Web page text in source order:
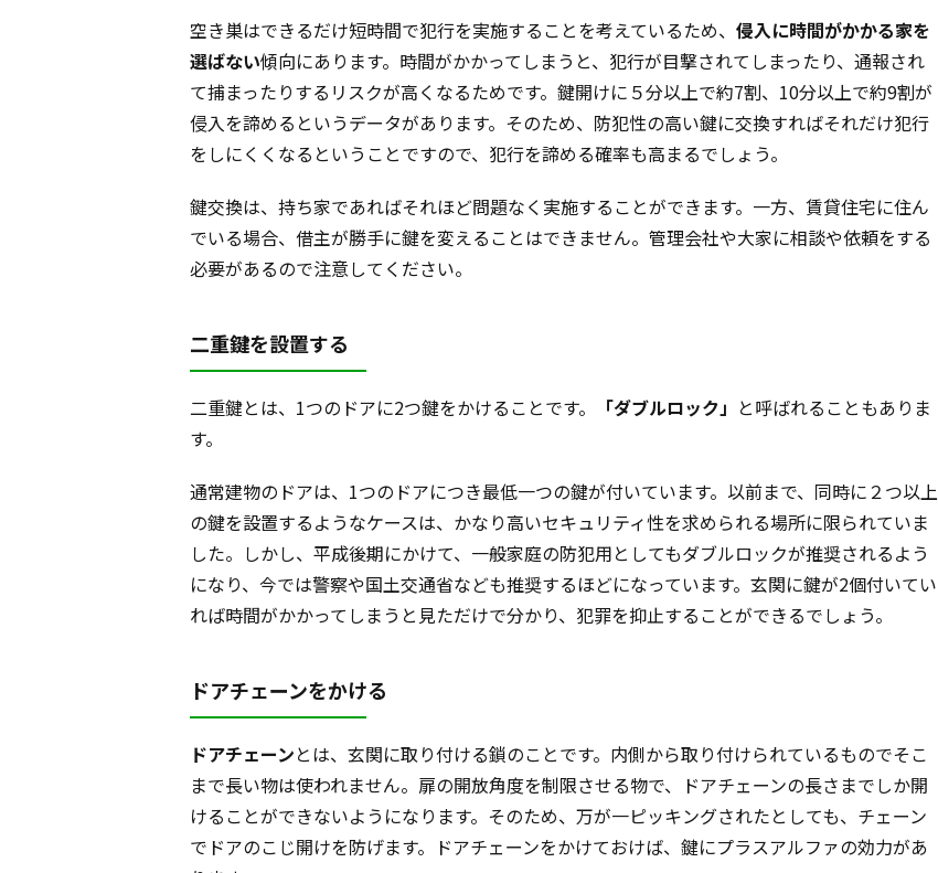
空き巣はできるだけ短時間で犯行を実施することを考えているため、 侵入に時間がかかる家を
選ばない傾向にあります。時間がかかってしまうと、犯行が目撃されてしまったり、通報され
て捕まったりするリスクが高くなるためです。鍵開けに５分以上で約7割、10分以上で約9割が
侵入を諦めるというデータがあります。そのため、防犯性の高い鍵に交換すればそれだけ犯行
をしにくくなるということですので、犯行を諦める確率も高まるでしょう。
鍵交換は、持ち家であればそれほど問題なく実施することができます。一方、賃貸住宅に住ん
でいる場合、借主が勝手に鍵を変えることはできません。管理会社や大家に相談や依頼をする
必要があるので注意してください。
二重鍵を設置する
二重鍵とは、1つのドアに2つ鍵をかけることです。 「ダブルロック」 と呼ばれることもありま
す。
通常建物のドアは、1つのドアにつき最低一つの鍵が付いています。以前まで、同時に２つ以上
の鍵を設置するようなケースは、かなり高いセキュリティ性を求められる場所に限られていま
した。しかし、平成後期にかけて、一般家庭の防犯用としてもダブルロックが推奨されるよう
になり、今では警察や国土交通省なども推奨するほどになっています。玄関に鍵が2個付いてい
れば時間がかかってしまうと見ただけで分かり、犯罪を抑止することができるでしょう。
ドアチェーンをかける
ドアチェーンとは、玄関に取り付ける鎖のことです。内側から取り付けられているものでそこ
まで長い物は使われません。扉の開放角度を制限させる物で、ドアチェーンの長さまでしか開
けることができないようになります。そのため、万が一ピッキングされたとしても、チェーン
でドアのこじ開けを防げます。ドアチェーンをかけておけば、鍵にプラスアルファの効力があ